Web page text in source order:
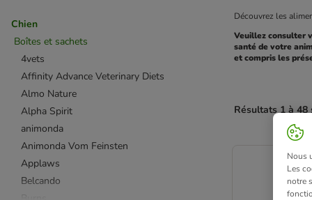
Chien
Boîtes et sachets
4vets
Affinity Advance Veterinary Diets
Almo Nature
Alpha Spirit
animonda
Animonda Vom Feinsten
Applaws
Belcando
Découvrez les
Veuillez consulter
santé de votre
et compris les
Résultats 1 à 48
product items
Nous
Les
notre